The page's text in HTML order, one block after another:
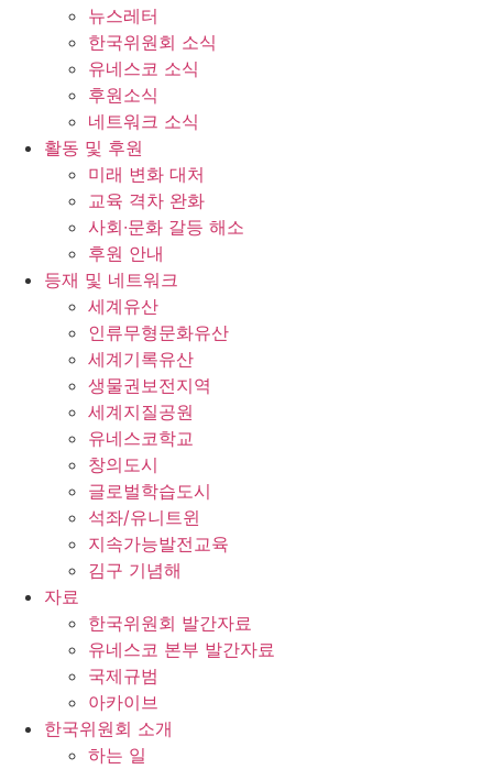
뉴스레터
한국위원회 소식
유네스코 소식
후원소식
네트워크 소식
활동 및 후원
미래 변화 대처
교육 격차 완화
사회∙문화 갈등 해소
후원 안내
등재 및 네트워크
세계유산
인류무형문화유산
세계기록유산
생물권보전지역
세계지질공원
유네스코학교
창의도시
글로벌학습도시
석좌/유니트윈
지속가능발전교육
김구 기념해
자료
한국위원회 발간자료
유네스코 본부 발간자료
국제규범
아카이브
한국위원회 소개
하는 일